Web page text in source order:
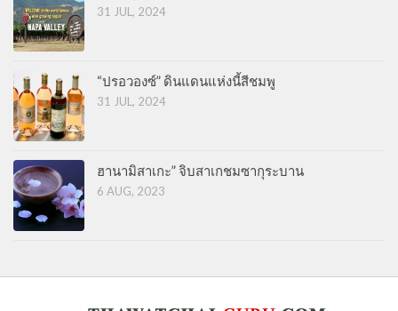
31 JUL, 2024
“ปรอวองซ์” ดินแดนแห่งนี้สีชมพู
31 JUL, 2024
ฮานามิสาเกะ” จิบสาเกชมซากุระบาน
6 AUG, 2023